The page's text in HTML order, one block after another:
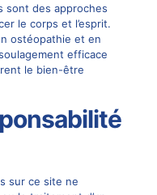
sont des approches
le corps et l’esprit.
ostéopathie et en
efficace
le bien-être
sur ce site ne